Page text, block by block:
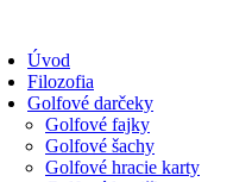
obsah
Úvod
Filozofia
Golfové darčeky
Golfové fajky
Golfové šachy
Golfové hracie karty